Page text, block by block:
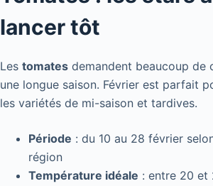
lancer tôt
Les tomates demandent beaucoup de
une longue saison. Février est parfait
les variétés de mi-saison et tardives.
Période : du 10 au 28 février
région
Température idéale : entre 20 et